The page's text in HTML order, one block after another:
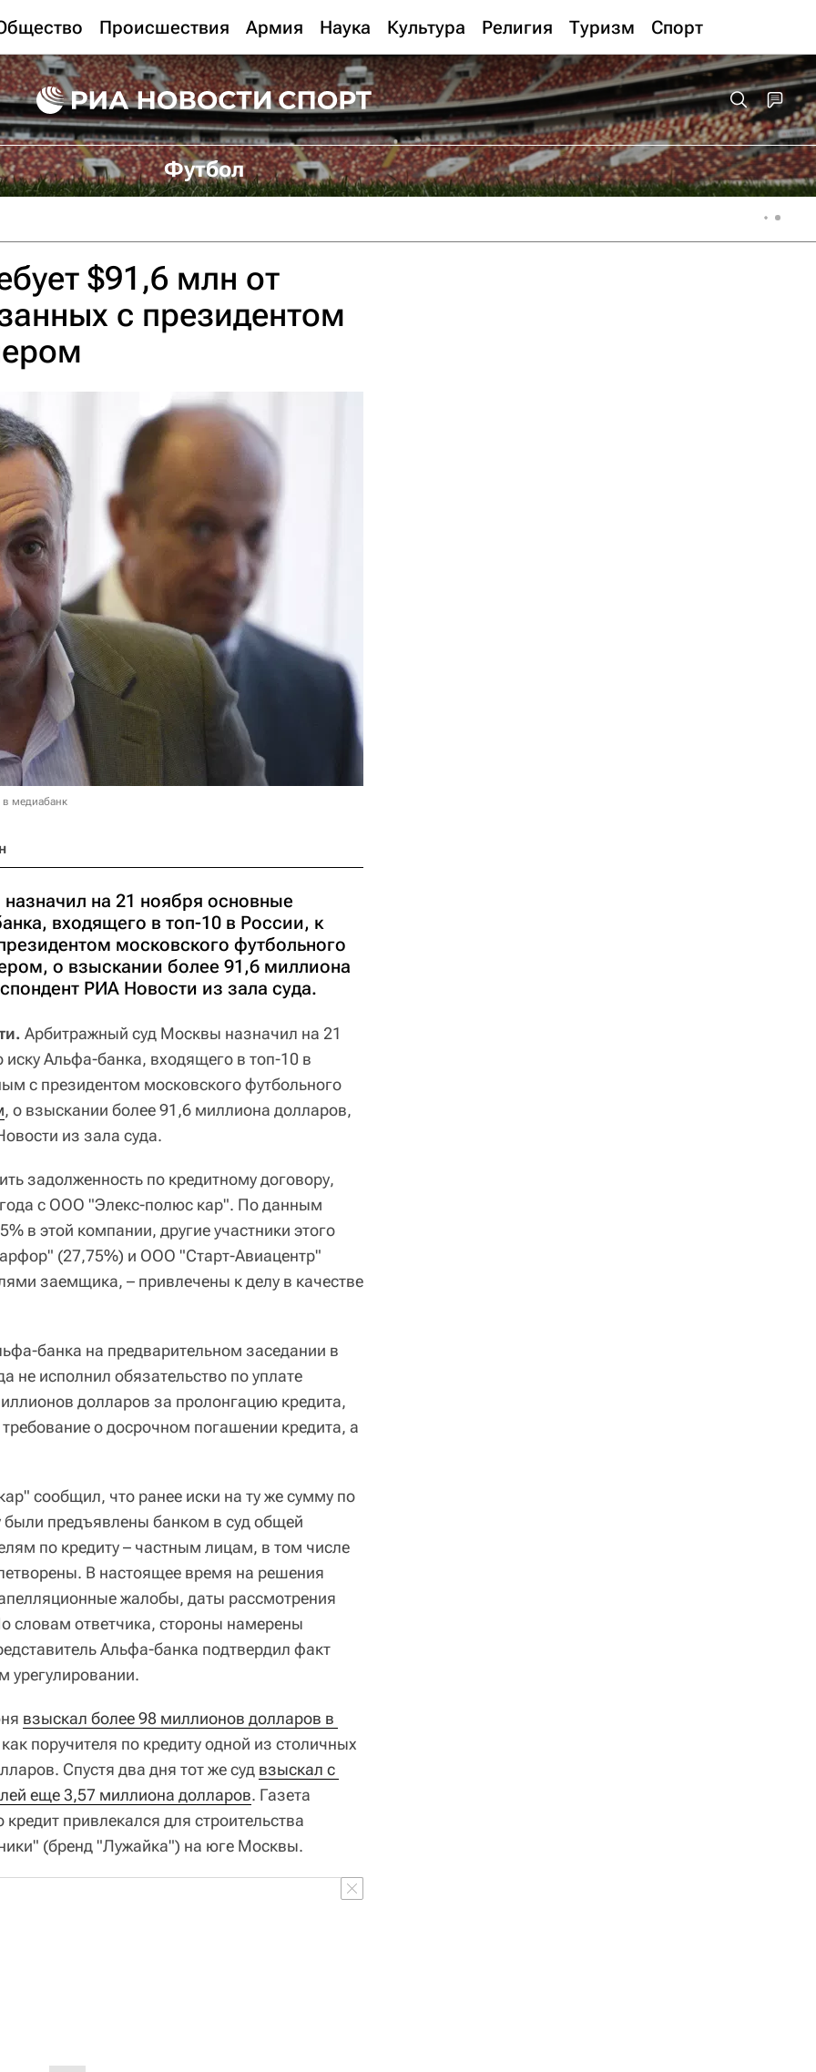
Происшествия Армия Наука Культура Религия Туризм Спорт
Футбол
$91,6 млн от
с президентом
в медиабанк
на 21 ноября основные
входящего в топ-10 в России, к
московского футбольного
о взыскании более 91,6 миллиона
РИА Новости из зала суда.
Арбитражный суд Москвы назначил на 21
Альфа-банка, входящего в топ-10 в
с президентом московского футбольного
, о взыскании более 91,6 миллиона долларов,
из зала суда.
задолженность по кредитному договору,
с ООО "Элекс-полюс кар". По данным
в этой компании, другие участники этого
(27,75%) и ООО "Старт-Авиацентр"
заемщика, – привлечены к делу в качестве
банка на предварительном заседании в
не исполнил обязательство по уплате
долларов за пролонгацию кредита,
о досрочном погашении кредита, а
сообщил, что ранее иски на ту же сумму по
были предъявлены банком в суд общей
по кредиту – частным лицам, в том числе
В настоящее время на решения
жалобы, даты рассмотрения
словам ответчика, стороны намерены
Альфа-банка подтвердил факт
урегулировании.
взыскал более 98 миллионов долларов в
как поручителя по кредиту одной из столичных
Спустя два дня тот же суд взыскал с
еще 3,57 миллиона долларов. Газета
привлекался для строительства
(бренд "Лужайка") на юге Москвы.